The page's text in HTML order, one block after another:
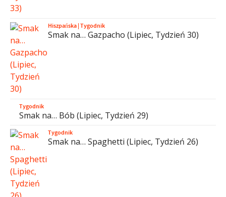
Hiszpańska|Tygodnik
Smak na… Gazpacho (Lipiec, Tydzień 30)
Tygodnik
Smak na… Bób (Lipiec, Tydzień 29)
Tygodnik
Smak na… Spaghetti (Lipiec, Tydzień 26)